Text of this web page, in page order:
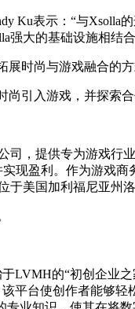
Ku表示：“与
强大的基础设施相结
展时尚与游戏融合的
引入游戏，并探索合
司，提供专为游戏行
现盈利。作为游戏
于美国加利福尼亚
的“初创企业之
平台使创作者能够